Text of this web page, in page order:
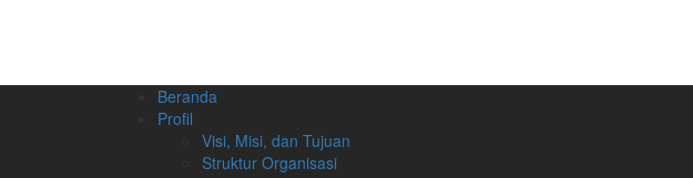
Beranda
Profil
Visi, Misi, dan Tujuan
Struktur Organisasi